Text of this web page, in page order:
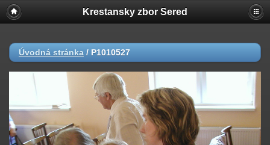
Krestansky zbor Sered
Úvodná stránka / P1010527